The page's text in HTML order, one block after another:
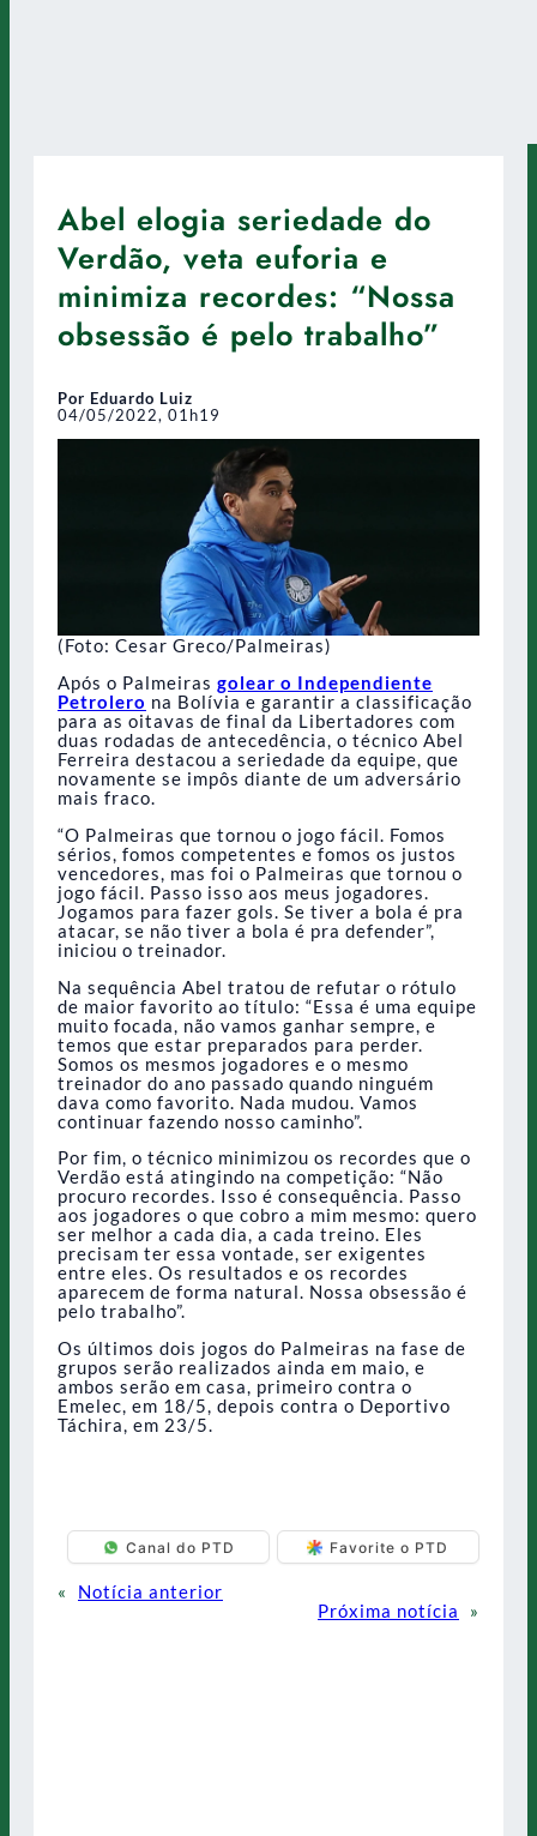
Abel elogia seriedade do
Verdão, veta euforia e
minimiza recordes: “Nossa
obsessão é pelo trabalho”
Por Eduardo Luiz
04/05/2022, 01h19
(Foto: Cesar Greco/Palmeiras)
Após o Palmeiras golear o Independiente
Petrolero na Bolívia e garantir a classificação
para as oitavas de final da Libertadores com
duas rodadas de antecedência, o técnico Abel
Ferreira destacou a seriedade da equipe, que
novamente se impôs diante de um adversário
mais fraco.
“O Palmeiras que tornou o jogo fácil. Fomos
sérios, fomos competentes e fomos os justos
vencedores, mas foi o Palmeiras que tornou o
jogo fácil. Passo isso aos meus jogadores.
Jogamos para fazer gols. Se tiver a bola é pra
atacar, se não tiver a bola é pra defender”,
iniciou o treinador.
Na sequência Abel tratou de refutar o rótulo
de maior favorito ao título: “Essa é uma equipe
muito focada, não vamos ganhar sempre, e
temos que estar preparados para perder.
Somos os mesmos jogadores e o mesmo
treinador do ano passado quando ninguém
dava como favorito. Nada mudou. Vamos
continuar fazendo nosso caminho”.
Por fim, o técnico minimizou os recordes que o
Verdão está atingindo na competição: “Não
procuro recordes. Isso é consequência. Passo
aos jogadores o que cobro a mim mesmo: quero
ser melhor a cada dia, a cada treino. Eles
precisam ter essa vontade, ser exigentes
entre eles. Os resultados e os recordes
aparecem de forma natural. Nossa obsessão é
pelo trabalho”.
Os últimos dois jogos do Palmeiras na fase de
grupos serão realizados ainda em maio, e
ambos serão em casa, primeiro contra o
Emelec, em 18/5, depois contra o Deportivo
Táchira, em 23/5.
Canal do PTD Favorite o PTD
«
Notícia anterior
Próxima notícia
»